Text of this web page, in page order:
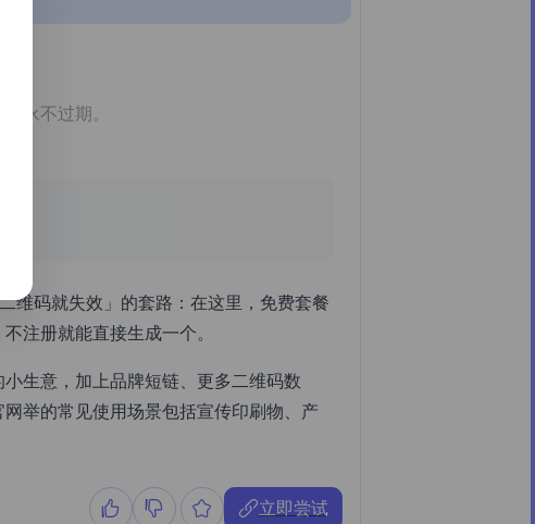
永不过期。
维码就失效」的套路：在这里，免费套餐
注册就能直接生成一个。
生意，加上品牌短链、更多二维码数
举的常见使用场景包括宣传印刷物、产
立即尝试